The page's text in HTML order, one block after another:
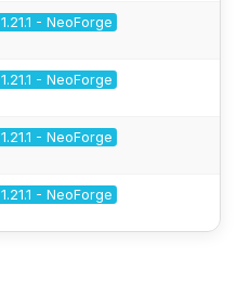
1.21.1 - NeoForge
1.21.1 - NeoForge
1.21.1 - NeoForge
1.21.1 - NeoForge